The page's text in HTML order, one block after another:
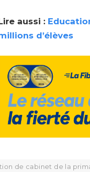
aussi :
d’élèves
de cabinet de la